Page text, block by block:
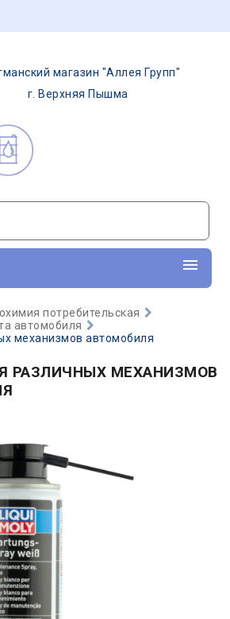
магазин "Аллея Групп"
г. Верхняя Пышма
потребительская
автомобиля
механизмов автомобиля
РАЗЛИЧНЫХ МЕХАНИЗМОВ